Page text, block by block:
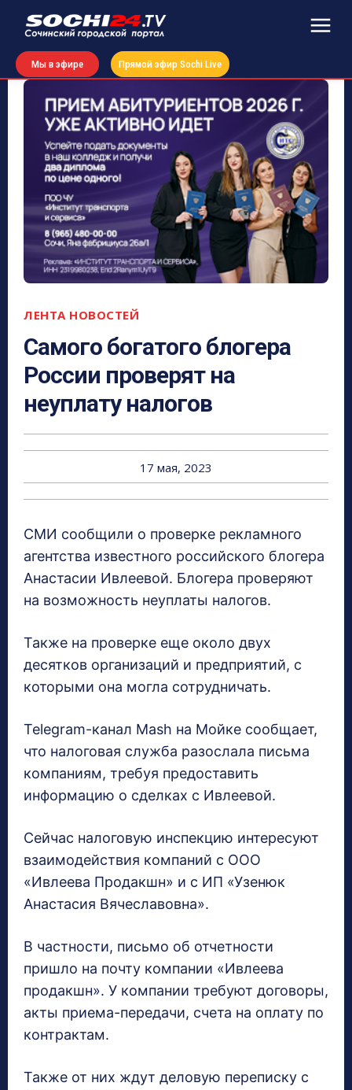
Мы в эфире Прямой эфир Sochi Live
ЛЕНТА НОВОСТЕЙ
Самого богатого блогера
России проверят на
неуплату налогов
17 мая, 2023
СМИ сообщили о проверке рекламного
агентства известного российского блогера
Анастасии Ивлеевой. Блогера проверяют
на возможность неуплаты налогов.
Также на проверке еще около двух
десятков организаций и предприятий, с
которыми она могла сотрудничать.
Telegram-канал Mash на Мойке сообщает,
что налоговая служба разослала письма
компаниям, требуя предоставить
информацию о сделках с Ивлеевой.
Сейчас налоговую инспекцию интересуют
взаимодействия компаний с ООО
«Ивлеева Продакшн» и с ИП «Узенюк
Анастасия Вячеславовна».
В частности, письмо об отчетности
пришло на почту компании «Ивлеева
продакшн». У компании требуют договоры,
акты приема-передачи, счета на оплату по
контрактам.
Также от них ждут деловую переписку с